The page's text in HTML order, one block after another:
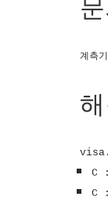
계측
C
C